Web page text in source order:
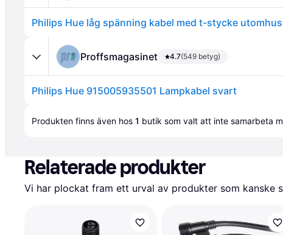
Philips Hue låg spänning kabel med t-stycke utomhus
Proffsmagasinet 4.7(549 betyg)
Philips Hue 915005935501 Lampkabel svart
Produkten finns även hos 1 butik som valt att inte samarbeta
Relaterade produkter
Vi har plockat fram ett urval av produkter som kanske